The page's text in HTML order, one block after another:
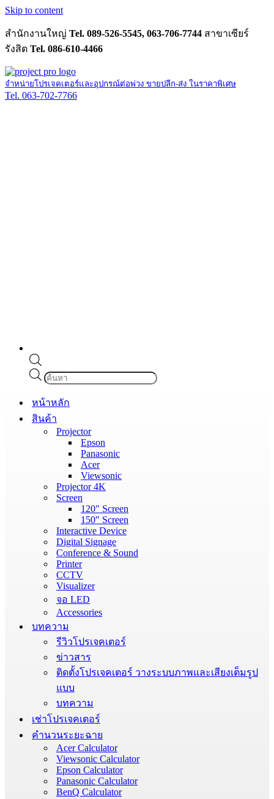
Skip to content
สำนักงานใหญ่ Tel. 089-526-5545, 063-706-7744 สาขาเซียร์
รังสิต Tel. 086-610-4466
จำหน่ายโปรเจคเตอร์และอุปกรณ์ต่อพ่วง ขายปลีก-ส่ง ในราคาพิเศษ
Tel. 063-702-7766
Products
search
หน้าหลัก
สินค้า
Projector
Epson
Panasonic
Acer
Viewsonic
Projector 4K
Screen
120″ Screen
150″ Screen
Interactive Device
Digital Signage
Conference & Sound
Printer
CCTV
Visualizer
จอ LED
Accessories
บทความ
รีวิวโปรเจคเตอร์
ข่าวสาร
ติดตั้งโปรเจคเตอร์ วางระบบภาพและเสียงเต็มรูป
แบบ
บทความ
เช่าโปรเจคเตอร์
คำนวนระยะฉาย
Acer Calculator
Viewsonic Calculator
Epson Calculator
Panasonic Calculator
BenQ Calculator